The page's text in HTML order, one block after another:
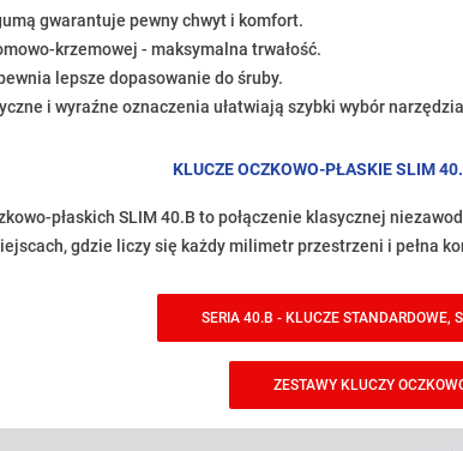
gwarantuje pewny chwyt i komfort.
krzemowej - maksymalna trwałość.
lepsze dopasowanie do śruby.
i wyraźne oznaczenia ułatwiają szybki wybór
KLUCZE OCZKOWO-PŁASKIE SLIM
płaskich SLIM 40.B to połączenie klasycznej
gdzie liczy się każdy milimetr przestrzeni i pełna
SERIA 40.B - KLUCZE STANDARDOWE,
ZESTAWY KLUCZY